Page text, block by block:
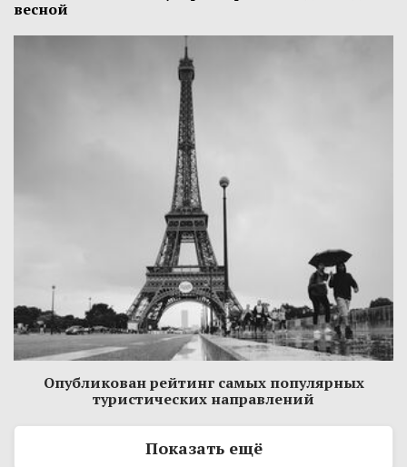
весной
Опубликован рейтинг самых популярных
туристических направлений
Показать ещё